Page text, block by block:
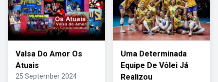
Valsa Do Amor Os
Atuais
25 September 2024
Uma Determinada
Equipe De Vôlei Já
Realizou